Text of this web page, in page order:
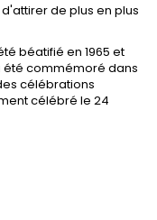
de plus en plus
béatifié en 1965 et
été commémoré dans
célébrations
célébré le 24